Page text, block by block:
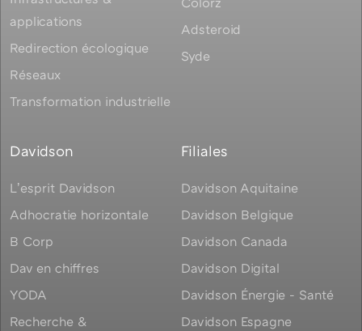
applications
Redirection écologique
Réseaux
Transformation industrielle
Adsteroid
Syde
Davidson
Lʼesprit Davidson
Adhocratie horizontale
B Corp
Dav en chiffres
YODA
Recherche &
Filiales
Davidson Aquitaine
Davidson Belgique
Davidson Canada
Davidson Digital
Davidson Énergie - Santé
Davidson Espagne